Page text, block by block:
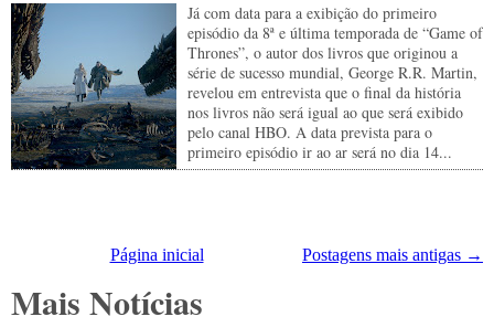
Já com data para a exibição do primeiro
episódio da 8ª e última temporada de “Game of
Thrones”, o autor dos livros que originou a
série de sucesso mundial, George R.R. Martin,
revelou em entrevista que o final da história
nos livros não será igual ao que será exibido
pelo canal HBO. A data prevista para o
primeiro episódio ir ao ar será no dia 14...
Postagens mais antigas →
Página inicial
Mais Notícias